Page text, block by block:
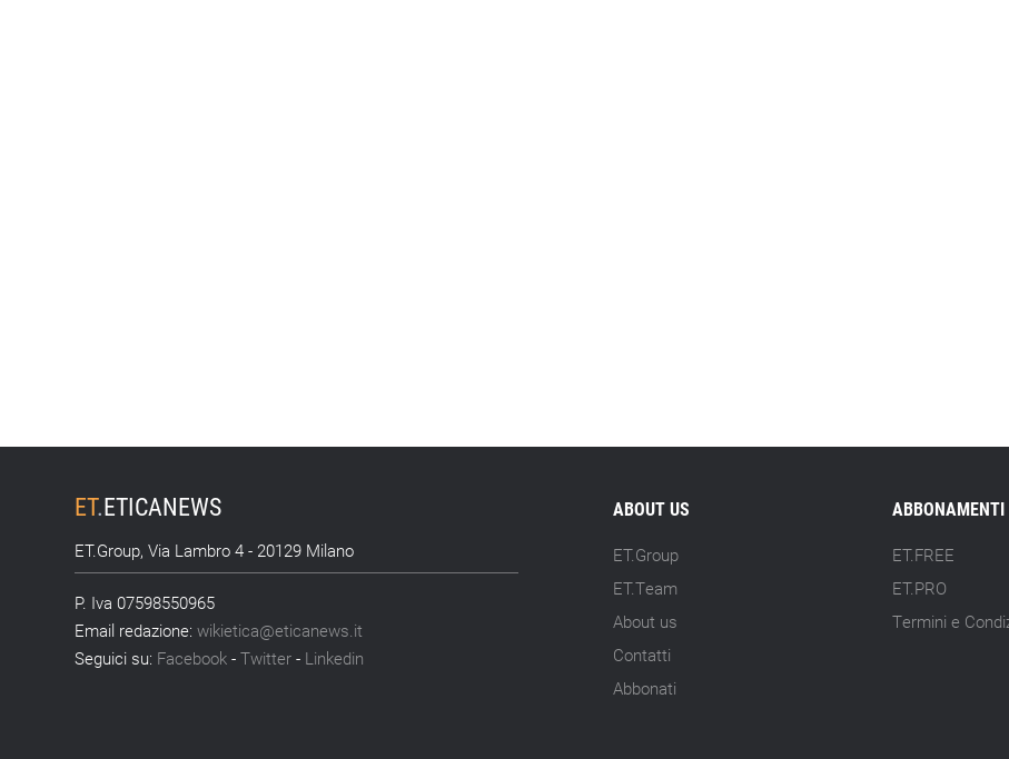
ET.ETICANEWS
ET.Group, Via Lambro 4 - 20129 Milano
P. Iva 07598550965
Email redazione:wikietica@eticanews.it
Seguici su: Facebook -Twitter - Linkedin
ABOUT US
ET.Group
ET.Team
About us
Contatti
Abbonati
ABBONAMENTI
ET.FREE
ET.PRO
Termini e